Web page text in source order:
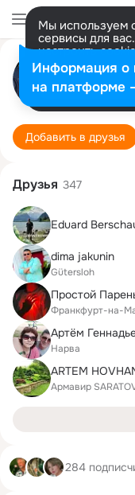
Мы используем
сервисы для
настроить
представитель.
Разрешить все
Добавить в друзья
Друзья 347
Eduard
dima jakunin
Gütersloh
Простой
Франкфурт-на-
Артём
Нарва
ARTEM
Армавир
284
Информация о
на платформе